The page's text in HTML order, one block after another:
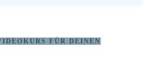
FÜR DEINEN